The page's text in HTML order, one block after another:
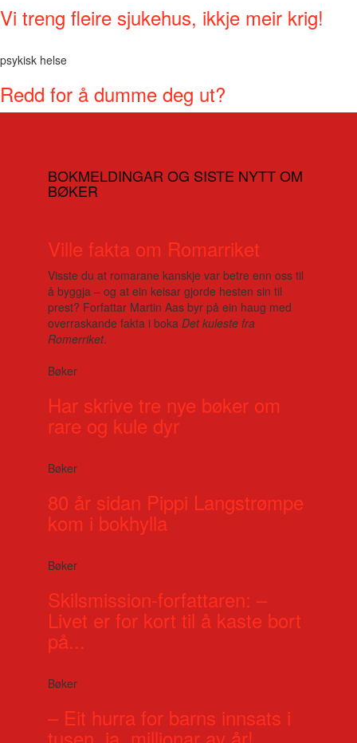
Vi treng fleire sjukehus, ikkje meir krig!
psykisk helse
Redd for å dumme deg ut?
BOKMELDINGAR OG SISTE NYTT OM
BØKER
Ville fakta om Romarriket
Visste du at romarane kanskje var betre enn oss til
å byggja – og at ein keisar gjorde hesten sin til
prest? Forfattar Martin Aas byr på ein haug med
overraskande fakta i boka Det kuleste fra
Romerriket.
Bøker
Har skrive tre nye bøker om
rare og kule dyr
Bøker
80 år sidan Pippi Langstrømpe
kom i bokhylla
Bøker
Skilsmission-forfattaren: –
Livet er for kort til å kaste bort
på...
Bøker
– Eit hurra for barns innsats i